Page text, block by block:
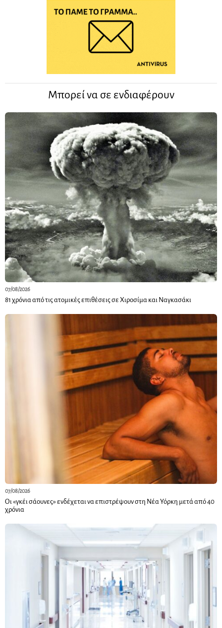
Μπορεί να σε ενδιαφέρουν
07/08/2026
81 χρόνια από τις ατομικές επιθέσεις σε Χιροσίμα και Ναγκασάκι
07/08/2026
Οι «γκέι σάουνες» ενδέχεται να επιστρέψουν στη Νέα Υόρκη μετά από 40
χρόνια